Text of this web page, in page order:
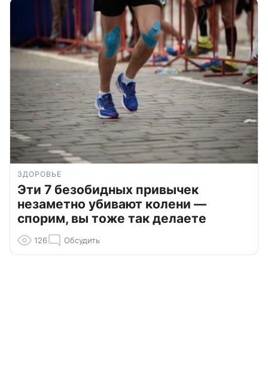
ЗДОРОВЬЕ
Эти 7 безобидных привычек
незаметно убивают колени —
спорим, вы тоже так делаете
126 Обсудить